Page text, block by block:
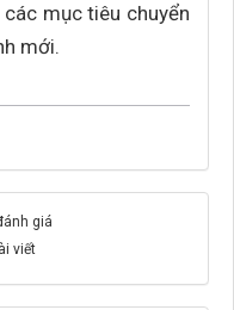
mục tiêu chuyển
mới.
giá
viết